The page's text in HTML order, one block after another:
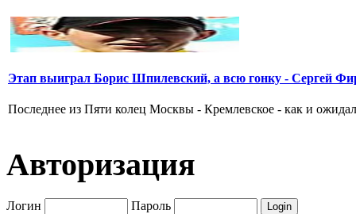
Этап выиграл Борис Шпилевский, а всю гонку - Сергей
Последнее из Пяти колец Москвы - Кремлевское - как и
Авторизация
Логин Пароль